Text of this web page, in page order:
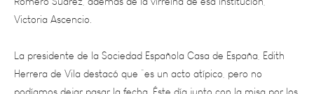
La presidente de la Sociedad Española Casa de España, Edith
Herrera de Vila destacó que “es un acto atípico, pero no
podíamos dejar pasar la fecha. Éste día junto con la misa por los